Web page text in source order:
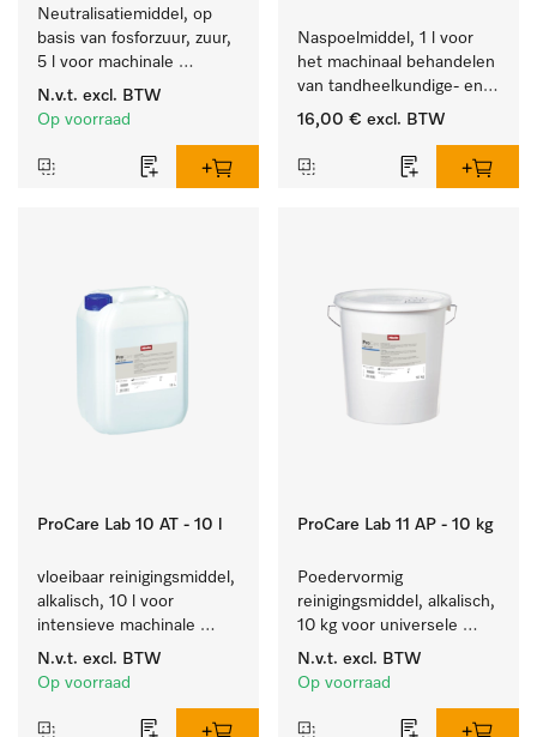
Neutralisatiemiddel, op
basis van fosforzuur, zuur,
5 l voor machinale
reiniging van
laboratoriumglaswerk en -
N.v.t. excl. BTW
Op voorraad
Naspoelmiddel, 1 l voor
het machinaal behandelen
van tandheelkundige- en
transmissie-instrumenten.
16,00 € excl. BTW
ProCare Lab 10 AT - 10 l
vloeibaar reinigingsmiddel,
alkalisch, 10 l voor
intensieve machinale
reiniging van
laboratoriumglaswerk en -
N.v.t. excl. BTW
Op voorraad
ProCare Lab 11 AP - 10 kg
Poedervormig
reinigingsmiddel, alkalisch,
10 kg voor universele
machinale reiniging van
laboratoriumglaswerk en -
N.v.t. excl. BTW
Op voorraad